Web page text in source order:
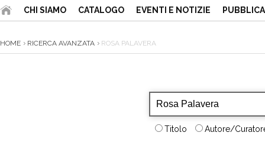
CHI SIAMO CATALOGO EVENTI E NOTIZIE
HOME RICERCA AVANZATA ROSA PALAVERA
Titolo Autore/